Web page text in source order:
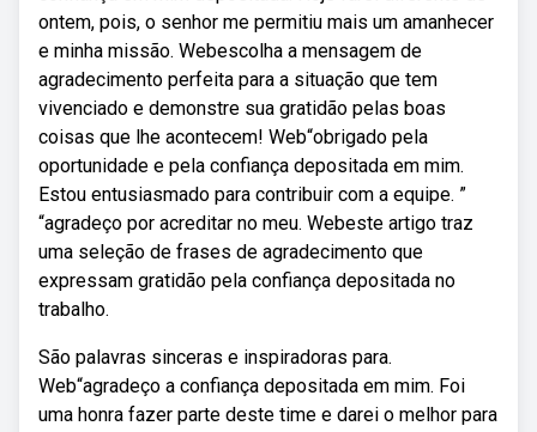
ontem, pois, o senhor me permitiu mais um amanhecer
e minha missão. Webescolha a mensagem de
agradecimento perfeita para a situação que tem
vivenciado e demonstre sua gratidão pelas boas
coisas que lhe acontecem! Web“obrigado pela
oportunidade e pela confiança depositada em mim.
Estou entusiasmado para contribuir com a equipe. ”
“agradeço por acreditar no meu. Webeste artigo traz
uma seleção de frases de agradecimento que
expressam gratidão pela confiança depositada no
trabalho.
São palavras sinceras e inspiradoras para.
Web“agradeço a confiança depositada em mim. Foi
uma honra fazer parte deste time e darei o melhor para